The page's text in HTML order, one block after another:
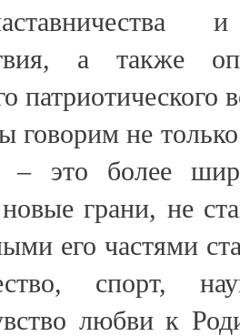
и
а также
патриотического
говорим не
– это более
грани, не
его частями
спорт,
любви к